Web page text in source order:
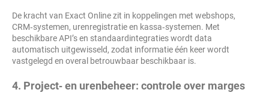
De kracht van Exact Online zit in koppelingen met webshops,
CRM‑systemen, urenregistratie en kassa‑systemen. Met
beschikbare API’s en standaardintegraties wordt data
automatisch uitgewisseld, zodat informatie één keer wordt
vastgelegd en overal betrouwbaar beschikbaar is.
4. Project‑ en urenbeheer: controle over marges